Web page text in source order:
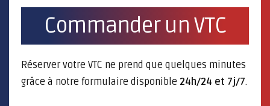
Commander un VTC
Réserver votre VTC ne prend que quelques minutes
grâce à notre formulaire disponible 24h/24 et 7j/7.